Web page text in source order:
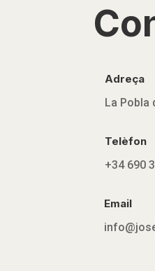
Adreça
La Pobla
Telèfon
+34 690
Email